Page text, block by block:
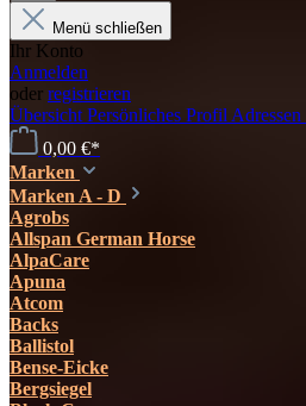
Menü schließen
Ihr Konto
Anmelden
oder registrieren
Übersicht Persönliches Profil Adressen
0,00 €*
Marken
Marken A - D
Agrobs
Allspan German Horse
AlpaCare
Apuna
Atcom
Backs
Ballistol
Bense-Eicke
Bergsiegel